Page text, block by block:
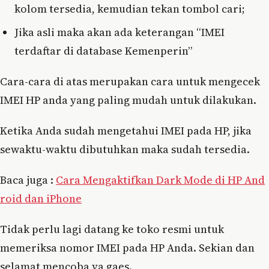
kolom tersedia, kemudian tekan tombol cari;
Jika asli maka akan ada keterangan “IMEI
terdaftar di database Kemenperin”
Cara-cara di atas merupakan cara untuk mengecek
IMEI HP anda yang paling mudah untuk dilakukan.
Ketika Anda sudah mengetahui IMEI pada HP, jika
sewaktu-waktu dibutuhkan maka sudah tersedia.
Baca juga : Cara Mengaktifkan Dark Mode di HP And
roid dan iPhone
Tidak perlu lagi datang ke toko resmi untuk
memeriksa nomor IMEI pada HP Anda. Sekian dan